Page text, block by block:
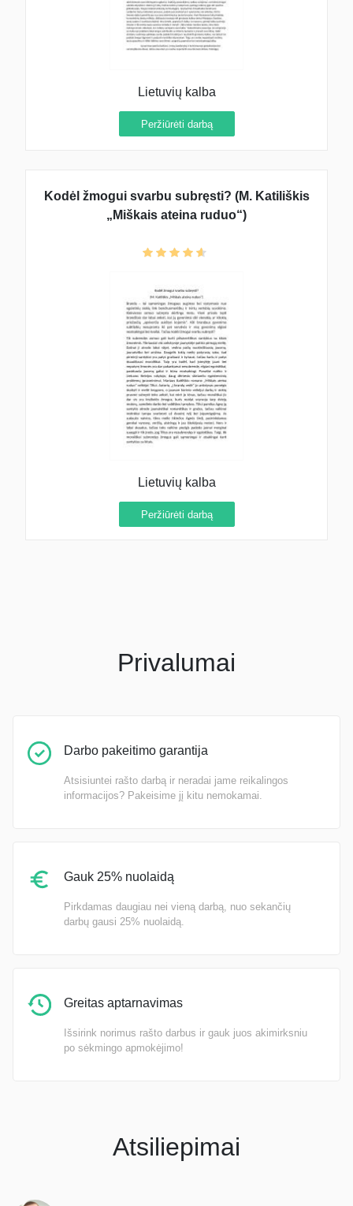
Lietuvių kalba
Peržiūrėti darbą
Kodėl žmogui svarbu subręsti? (M. Katiliškis
„Miškais ateina ruduo“)
Lietuvių kalba
Peržiūrėti darbą
Privalumai
Darbo pakeitimo garantija
Atsisiuntei rašto darbą ir neradai jame reikalingos
informacijos? Pakeisime jį kitu nemokamai.
Gauk 25% nuolaidą
Pirkdamas daugiau nei vieną darbą, nuo sekančių
darbų gausi 25% nuolaidą.
Greitas aptarnavimas
Išsirink norimus rašto darbus ir gauk juos akimirksniu
po sėkmingo apmokėjimo!
Atsiliepimai